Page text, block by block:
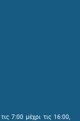
7:00 μέχρι τις 16:00,